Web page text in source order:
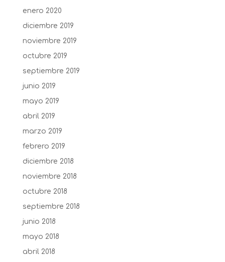
enero 2020
diciembre 2019
noviembre 2019
octubre 2019
septiembre 2019
junio 2019
mayo 2019
abril 2019
marzo 2019
febrero 2019
diciembre 2018
noviembre 2018
octubre 2018
septiembre 2018
junio 2018
mayo 2018
abril 2018